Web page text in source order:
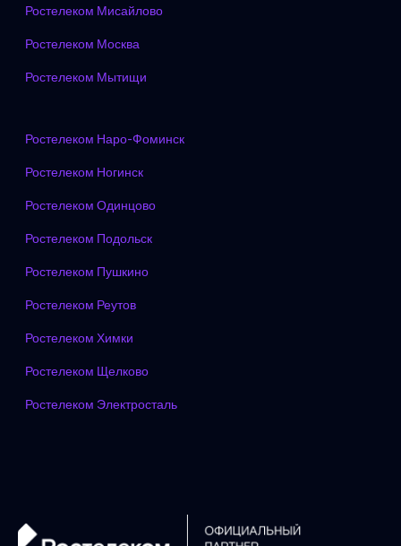
Ростелеком Мисайлово
Ростелеком Москва
Ростелеком Мытищи
Ростелеком Наро-Фоминск
Ростелеком Ногинск
Ростелеком Одинцово
Ростелеком Подольск
Ростелеком Пушкино
Ростелеком Реутов
Ростелеком Химки
Ростелеком Щелково
Ростелеком Электросталь